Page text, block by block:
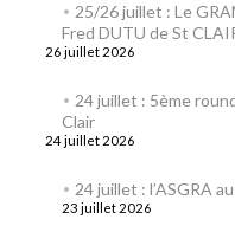
25/26 juillet : Le
Fred DUTU de St
26 juillet 2026
24 juillet : 5ème
Clair
24 juillet 2026
24 juillet : l’ASGRA
23 juillet 2026